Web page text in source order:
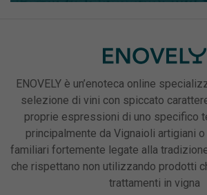
ENOVELY è un’enoteca online
selezione di vini con spiccato
proprie espressioni di uno specifico
principalmente da Vignaioli artigiani
familiari fortemente legate alla
che rispettano non utilizzando prodotti
trattamenti in vigna